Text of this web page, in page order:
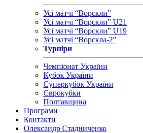
Усі матчі “Ворскли”
Усі матчі “Ворскли” U21
Усі матчі “Ворскли” U19
Усі матчі “Ворскла-2”
Турніри
Чемпіонат України
Кубок України
Суперкубок України
Єврокубки
Полтавщина
Програми
Контакти
Олександр Стадниченко